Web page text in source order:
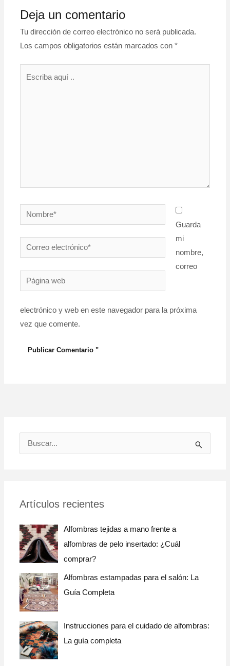
Deja un comentario
Tu dirección de correo electrónico no será publicada.
Los campos obligatorios están marcados con*
Nombre*
Correo
electrónico*
Página
web
Guarda
mi
nombre,
correo
electrónico y web en este navegador para la próxima
vez que comente.
a
:
Artículos recientes
Alfombras tejidas a mano frente a
alfombras de pelo insertado: ¿Cuál
comprar?
Alfombras estampadas para el salón: La
Guía Completa
Instrucciones para el cuidado de alfombras:
La guía completa